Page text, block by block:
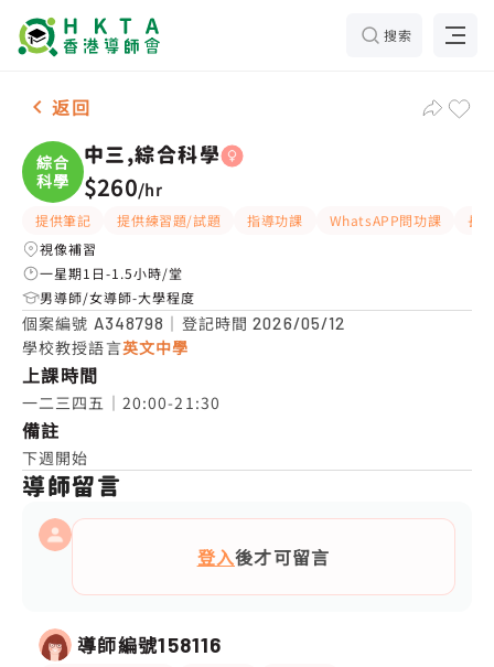
搜索
女-1名 中三,綜合科學，屯門 補習推介
返回
綜合
科學
中三,綜合科學
$260/hr
提供筆記 提供練習題/試題 指導功課 WhatsAPP問功課
長
視像補習
一星期1日-1.5小時/堂
男導師/女導師-大學程度
個案編號 A348798 ｜登記時間2026/05/12
學校教授語言英文中學
上課時間
一二三四五｜20:00-21:30
備註
下週開始
導師留言
登入後才可留言
導師編號158116